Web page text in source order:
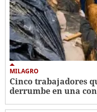
MILAGRO
Cinco trabajadores
derrumbe en una